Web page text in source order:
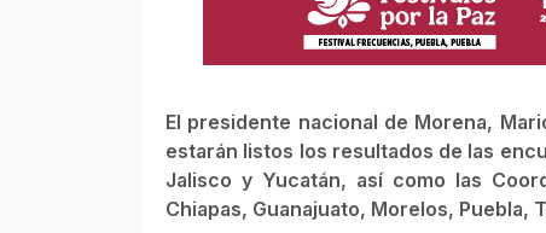
El presidente nacional de Morena,
estarán listos los resultados de las
Jalisco y Yucatán, así como las
Chiapas, Guanajuato, Morelos, Puebla,